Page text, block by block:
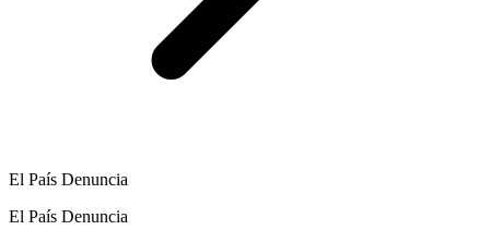
El País Denuncia
El País Denuncia